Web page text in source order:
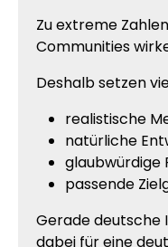
Zu extreme
Communities
Deshalb setzen
realistische
natürliche
glaubwürdige
passende
Gerade deutsche
dabei für eine